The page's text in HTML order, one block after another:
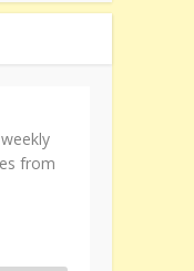
from